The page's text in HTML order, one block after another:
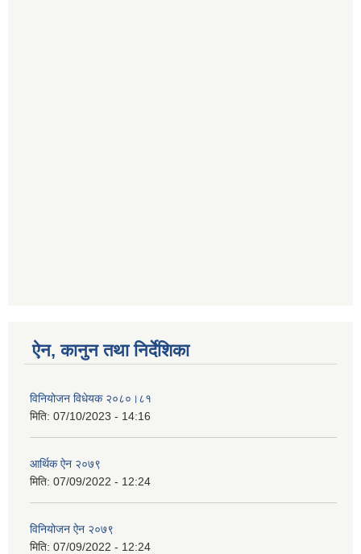
ऐन, कानुन तथा निर्देशिका
विनियोजन विधेयक २०८०।८१
मिति: 07/10/2023 - 14:16
आर्थिक ऐन २०७९
मिति: 07/09/2022 - 12:24
विनियोजन ऐन २०७९
मिति: 07/09/2022 - 12:24